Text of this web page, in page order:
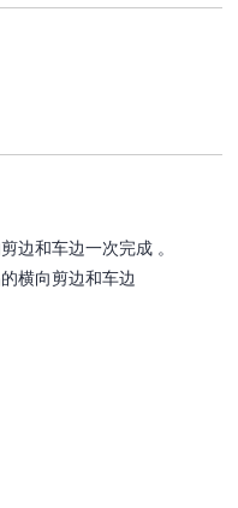
边和车边一次完成 。
横向剪边和车边